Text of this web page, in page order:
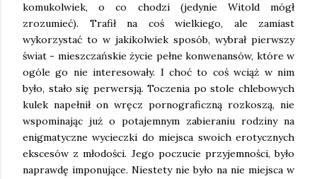
komukolwiek, o co chodzi (jedynie Witold mógł
zrozumieć). Trafił na coś wielkiego, ale zamiast
wykorzystać to w jakikolwiek sposób, wybrał pierwszy
świat - mieszczańskie życie pełne konwenansów, które w
ogóle go nie interesowały. I choć to coś wciąż w nim
było, stało się perwersją. Toczenia po stole chlebowych
kulek napełnił on wręcz pornograficzną rozkoszą, nie
wspominając już o potajemnym zabieraniu rodziny na
enigmatyczne wycieczki do miejsca swoich erotycznych
ekscesów z młodości. Jego poczucie przyjemności, było
naprawdę imponujące. Niestety nie było na nie miejsca w